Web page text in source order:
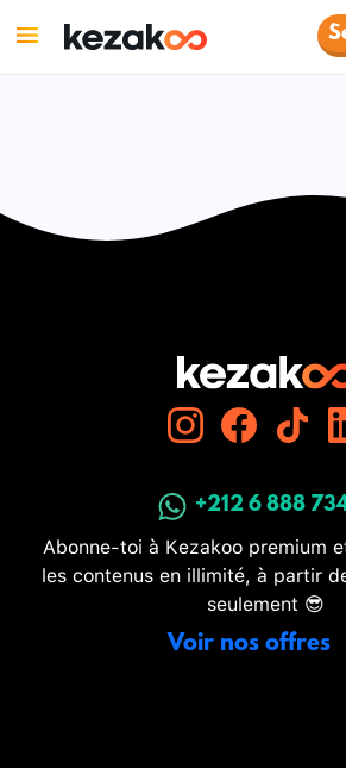
+212 6 888
Abonne-toi à Kezakoo premium
les contenus en illimité, à partir
seulement 😎
Voir nos offres